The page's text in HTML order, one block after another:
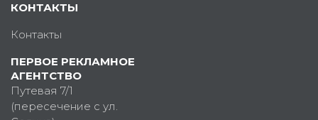
КОНТАКТЫ
Контакты
ПЕРВОЕ РЕКЛАМНОЕ
АГЕНТСТВО
Путевая 7/1
(пересечение с ул.